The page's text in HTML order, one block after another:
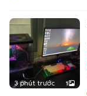
3 phút trước 1